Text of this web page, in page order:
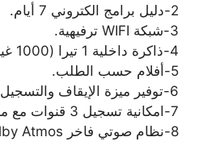
2-دليل برامج الكتروني 7 أيام.
3-شبكة WIFI ترفيهية.
4-ذاكرة داخلية 1 تيرا (1000 غيغا).
5-أفلام حسب الطلب.
6-توفير ميزة الإيقاف والتسجيل والرجوع.
7-امكانية تسجيل 3 قنوات مع مشاهدة الرابع.
8-نظام صوتي فاخر Dolby Atmos.